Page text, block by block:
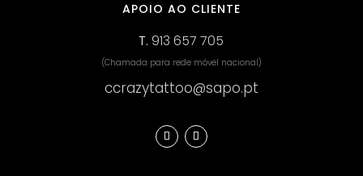
APOIO AO CLIENTE
T.913 657 705
(Chamada para rede móvel nacional)
ccrazytattoo@sapo.pt